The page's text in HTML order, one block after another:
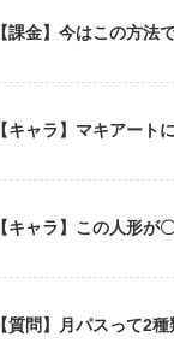
【課金】今はこの方法
【キャラ】マキアート
【キャラ】この人形が
【質問】月パスって2